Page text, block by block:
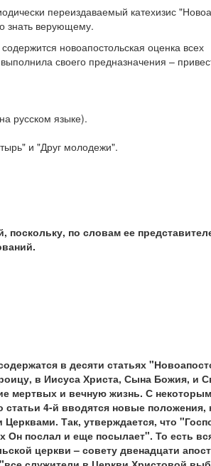
переиздаваемый катехизис
знать верующему.
новоапостольская оценка всех
своего предназначения –
русском языке).
и "Друг молодежи".
по словам ее
в десяти статьях
в Иисуса Христа, Сына Божия, и
мертвых и вечную жизнь. С
4-й вводятся новые положения,
Так, утверждается, что
послал и еще посылает". То есть
церкви – совету двенадцати